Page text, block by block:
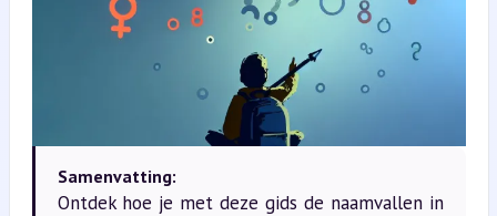
Samenvatting:
Ontdek hoe je met deze gids de naamvallen in